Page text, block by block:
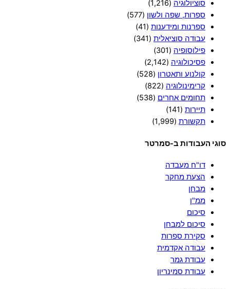
סוציולוגיה (1,216)
ספרות, שפה ולשון (577)
ספרנות ומידענות (41)
עבודה סוציאלית (341)
פילוסופיה (301)
פסיכולוגיה (2,142)
קולנוע ותאטרון (528)
קרימינולוגיה (822)
תחומים אחרים (538)
תיירות (141)
תקשורת (1,999)
סוגי העבודות ב-סמרטר
דו"ח מעבדה
הצעת מחקר
מבחן
ממ"ן
סיכום
סיכום למבחן
סקירת ספרות
עבודה אקדמית
עבודת גמר
עבודת סמינריון